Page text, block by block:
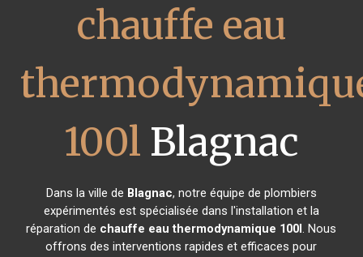
chauffe eau
100l Blagnac
Dans la ville de Blagnac, notre équipe de plombiers
expérimentés est spécialisée dans l'installation et la
réparation de chauffe eau thermodynamique 100l. Nous
offrons des interventions rapides et efficaces pour